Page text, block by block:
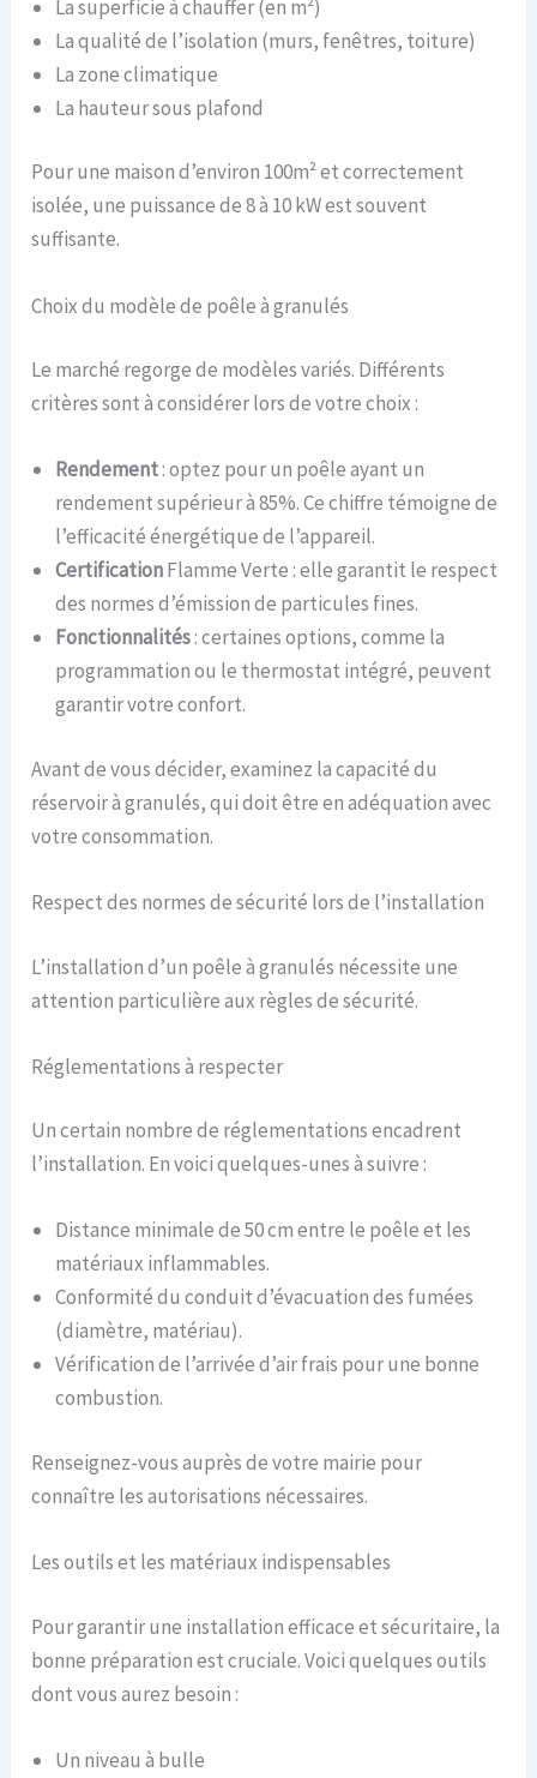
La superficie à chauffer (en m²)
La qualité de l’isolation (murs, fenêtres, toiture)
La zone climatique
La hauteur sous plafond
Pour une maison d’environ 100m² et correctement
isolée, une puissance de 8 à 10 kW est souvent
suffisante.
Choix du modèle de poêle à granulés
Le marché regorge de modèles variés. Différents
critères sont à considérer lors de votre choix :
Rendement: optez pour un poêle ayant un
rendement supérieur à 85%. Ce chiffre témoigne de
l’efficacité énergétique de l’appareil.
CertificationFlamme Verte : elle garantit le respect
des normes d’émission de particules fines.
Fonctionnalités: certaines options, comme la
programmation ou le thermostat intégré, peuvent
garantir votre confort.
Avant de vous décider, examinez la capacité du
réservoir à granulés, qui doit être en adéquation avec
votre consommation.
Respect des normes de sécurité lors de l’installation
L’installation d’un poêle à granulés nécessite une
attention particulière aux règles de sécurité.
Réglementations à respecter
Un certain nombre de réglementations encadrent
l’installation. En voici quelques-unes à suivre :
Distance minimale de 50 cm entre le poêle et les
matériaux inflammables.
Conformité du conduit d’évacuation des fumées
(diamètre, matériau).
Vérification de l’arrivée d’air frais pour une bonne
combustion.
Renseignez-vous auprès de votre mairie pour
connaître les autorisations nécessaires.
Les outils et les matériaux indispensables
Pour garantir une installation efficace et sécuritaire, la
bonne préparation est cruciale. Voici quelques outils
dont vous aurez besoin :
Un niveau à bulle